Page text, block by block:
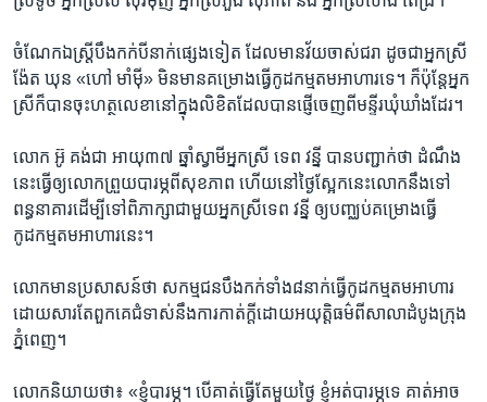
ចំណែក​ឯ​ស្រ្តី​បឹងកក់​បី​នាក់​ផ្សេង​ទៀត ​ដែល​មាន​វ័យ​ចាស់​ជរា ​ដូច​ជា​អ្នក​ស្រី​
ង៉ែត ឃុន​ «ហៅ​ មាំម៉ី»​ មិន​មាន​គម្រោងធ្វើ​កូដកម្មតម​អាហារ​ទេ។ ​ក៏​ប៉ុន្តែ​អ្នក​
ស្រី​ក៏​បាន​ចុះ​ហត្ថលេខា​នៅ​ក្នុង​លិខិត​ដែល​បាន​ផ្ញើ​ចេញ​ពី​មន្ទីរ​ឃុំ​ឃាំង​ដែរ។​
លោក​ អ៊ូ គង់ជា​ អាយុ​៣៧​ ឆ្នាំ​ស្វាមី​អ្នក​ស្រី​ ទេព វន្នី​ បាន​បញ្ជាក់​ថា ​ដំណឹង​
នេះ​ធ្វើ​ឲ្យលោក​ព្រួយ​បារម្ភ​ពី​សុខភាព​ ហើយ​នៅ​ថ្ងៃស្អែក​នេះ​លោក​នឹង​ទៅ​
ពន្ធនាគារ​ដើម្បី​ទៅ​ពិភាក្សា​ជាមួយ​អ្នក​ស្រី​ទេព វន្នី​ ឲ្យបញ្ឈប់​គម្រោងធ្វើ​
កូដកម្ម​តម​អាហារ​នេះ។​
លោក​មាន​ប្រសាសន៍​ថា​ សកម្មជន​បឹងកក់​ទាំង​៨​នាក់ធ្វើ​កូដកម្ម​តម​អាហារ​
ដោយ​សារ​តែ​ពួក​គេ​ជំទាស់​នឹង​ការ​កាត់​ក្តី​ដោយ​អយុត្តិធម៌​ពី​សាលា​ដំបូង​ក្រុង​
ភ្នំពេញ។​
លោក​និយាយ​ថា៖​ «ខ្ញុំ​បារម្ភ។​ បើ​គាត់​ធ្វើ​តែ​មួយ​ថ្ងៃ​ ខ្ញុំ​អត់​បារម្ភ​ទេ ​គាត់​អាច​